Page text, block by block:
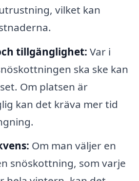
vilket kan
tillgänglighet: Var i
ska ske kan
Om platsen är
kan det kräva mer tid
Om man väljer en
snöskottning, som varje